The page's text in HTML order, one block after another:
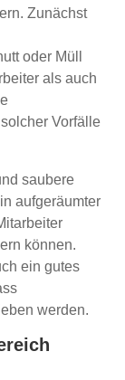
Zunächst
oder Müll
als auch
Vorfälle
saubere
aufgeräumter
können.
ein gutes
werden.